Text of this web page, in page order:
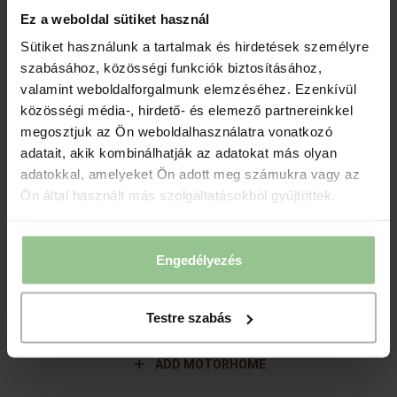
Ez a weboldal sütiket használ
Sütiket használunk a tartalmak és hirdetések személyre
szabásához, közösségi funkciók biztosításához,
valamint weboldalforgalmunk elemzéséhez. Ezenkívül
közösségi média-, hirdető- és elemező partnereinkkel
megosztjuk az Ön weboldalhasználatra vonatkozó
adatait, akik kombinálhatják az adatokat más olyan
adatokkal, amelyeket Ön adott meg számukra vagy az
Ön által használt más szolgáltatásokból gyűjtöttek.
Engedélyezés
Testre szabás
TRANSMITTING
08.August 2026
Saturday
1 night
Please, set the number of guests and
motorhomes!
Adults
ADD MOTORHOME